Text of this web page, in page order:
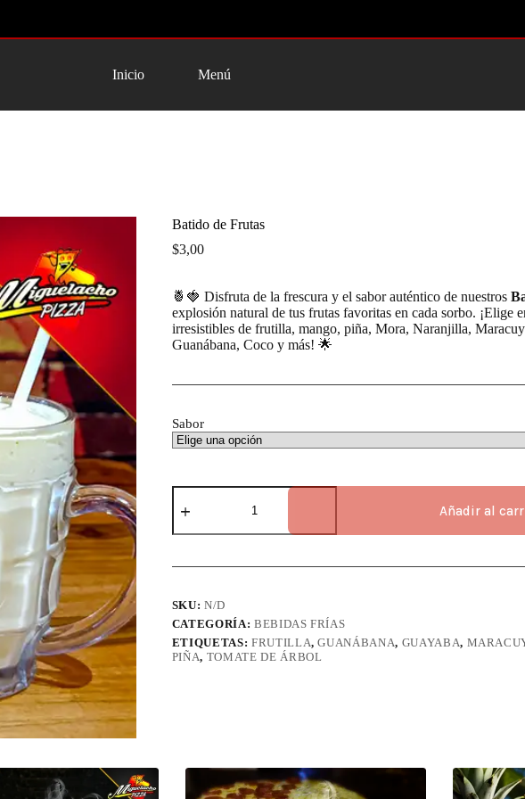
Inicio Menú
Batido de Frutas
$3,00
🍍🍓 Disfruta de la frescura y el sabor auténtico de nuestros
explosión natural de tus frutas favoritas en cada sorbo. ¡Elige
irresistibles de frutilla, mango, piña, Mora, Naranjilla,
Guanábana, Coco y más! 🌟
Sabor
Batido
de
cantidad
Añadir al
SKU:N/D
CATEGORÍA: BEBIDAS FRÍAS
ETIQUETAS: FRUTILLA,GUANÁBANA, GUAYABA,
PIÑA, TOMATE DE ÁRBOL